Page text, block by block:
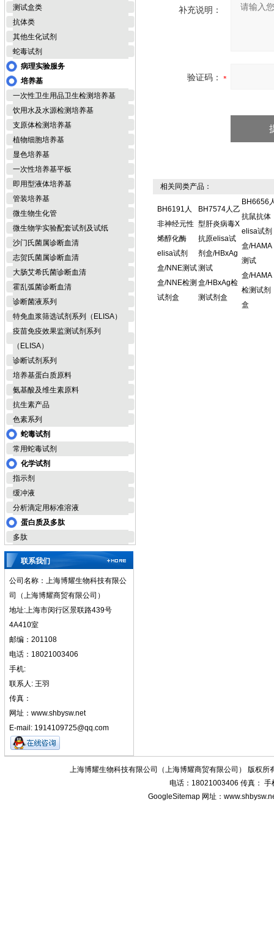
测试盒类
抗体类
其他生化试剂
蛇毒试剂
病理实验服务
培养基
一次性卫生用品卫生检测培养基
饮用水及水源检测培养基
支原体检测培养基
植物细胞培养基
显色培养基
一次性培养基平板
即用型液体培养基
管装培养基
微生物生化管
微生物学实验配套试剂及试纸
沙门氏菌属诊断血清
志贺氏菌属诊断血清
大肠艾希氏菌诊断血清
霍乱弧菌诊断血清
诊断菌液系列
特免血浆筛选试剂系列（ELISA）
疫苗免疫效果监测试剂系列
（ELISA）
诊断试剂系列
培养基蛋白质原料
氨基酸及维生素原料
抗生素产品
色素系列
蛇毒试剂
常用蛇毒试剂
化学试剂
指示剂
缓冲液
分析滴定用标准溶液
蛋白质及多肽
多肽
联系我们
公司名称：上海博耀生物科技有限公
司（上海博耀商贸有限公司）
地址:上海市闵行区景联路439号
4A410室
邮编：201108
电话：18021003406
手机:
联系人: 王羽
传真：
网址：www.shbysw.net
E-mail: 1914109725@qq.com
补充说明：
验证码：
相关同类产品：
BH6191人
非神经元性
烯醇化酶
elisa试剂
盒/NNE测试
盒/NNE检测
试剂盒
BH7574人乙
型肝炎病毒X
抗原elisa试
剂盒/HBxAg
测试
盒/HBxAg检
测试剂盒
BH6656
抗鼠抗体
elisa试剂
盒/HAMA
测试
盒/HAMA
检测试剂
盒
上海博耀生物科技有限公司（上海博耀商贸有限公司） 版权所
电话：18021003406 传真： 手
GoogleSitemap 网址：